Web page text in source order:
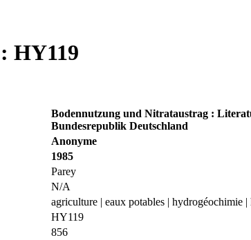
HY119
Bodennutzung und Nitrataustrag :
Bundesrepublik Deutschland
Anonyme
1985
Parey
N/A
agriculture | eaux potables | hydrogéochimie
HY119
856